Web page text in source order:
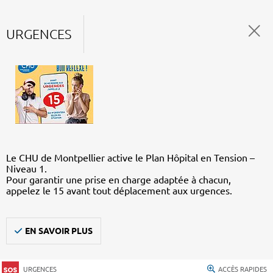
URGENCES
Le CHU de Montpellier active le Plan Hôpital en Tension –
Niveau 1.
Pour garantir une prise en charge adaptée à chacun,
appelez le 15 avant tout déplacement aux urgences.
EN SAVOIR PLUS
URGENCES ACCÈS RAPIDES